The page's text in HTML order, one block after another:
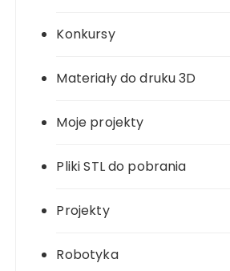
Konkursy
Materiały do druku 3D
Moje projekty
Pliki STL do pobrania
Projekty
Robotyka